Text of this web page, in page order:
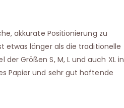
akkurate Positionierung zu
etwas länger als die traditionelle
Größen S, M, L und auch XL in
Papier und sehr gut haftende